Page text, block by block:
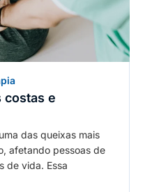
costas e
das queixas mais
afetando pessoas de
de vida. Essa